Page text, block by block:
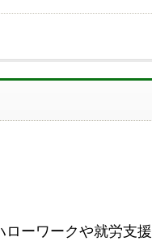
ローワークや就労支援